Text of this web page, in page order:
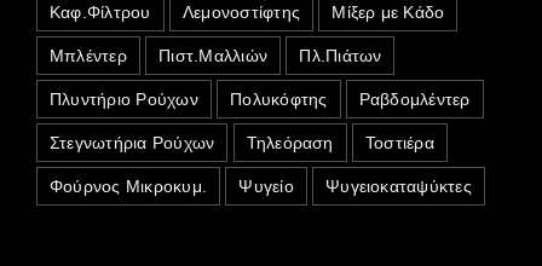
Καφ.Φίλτρου Λεμονοστίφτης Μίξερ με Κάδο
Μπλέντερ Πιστ.Μαλλιών Πλ.Πιάτων
Πλυντήριο Ρούχων Πολυκόφτης Ραβδομλέντερ
Στεγνωτήρια Ρούχων Τηλεόραση Τοστιέρα
Φούρνος Μικροκυμ. Ψυγείο Ψυγειοκαταψύκτες